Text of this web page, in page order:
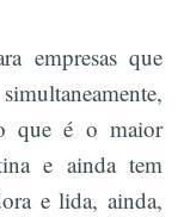
empresas que
é o maior
e ainda tem
e lida, ainda,